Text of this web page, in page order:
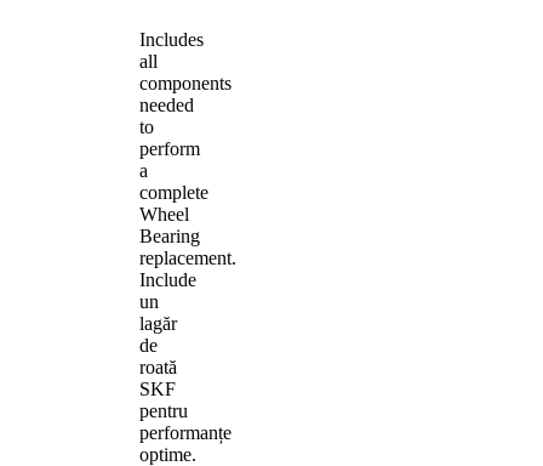
Includes
all
components
needed
to
perform
a
complete
Wheel
Bearing
replacement.
Include
un
lagăr
de
roată
SKF
pentru
performanțe
optime.